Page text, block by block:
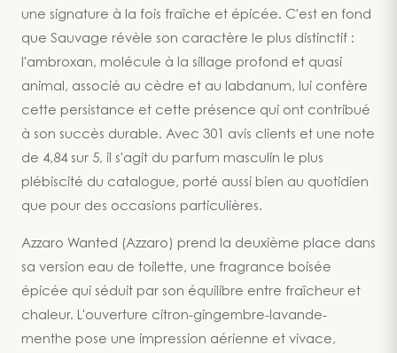
une signature à la fois fraîche et épicée. C'est en fond
que Sauvage révèle son caractère le plus distinctif :
l'ambroxan, molécule à la sillage profond et quasi
animal, associé au cèdre et au labdanum, lui confère
cette persistance et cette présence qui ont contribué
à son succès durable. Avec 301 avis clients et une note
de 4,84 sur 5, il s'agit du parfum masculin le plus
plébiscité du catalogue, porté aussi bien au quotidien
que pour des occasions particulières.
Azzaro Wanted (Azzaro) prend la deuxième place dans
sa version eau de toilette, une fragrance boisée
épicée qui séduit par son équilibre entre fraîcheur et
chaleur. L'ouverture citron-gingembre-lavande-
menthe pose une impression aérienne et vivace,